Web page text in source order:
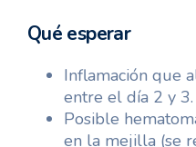
Qué esperar
Inflamación que
entre el día 2 y
Posible
en la mejilla (se